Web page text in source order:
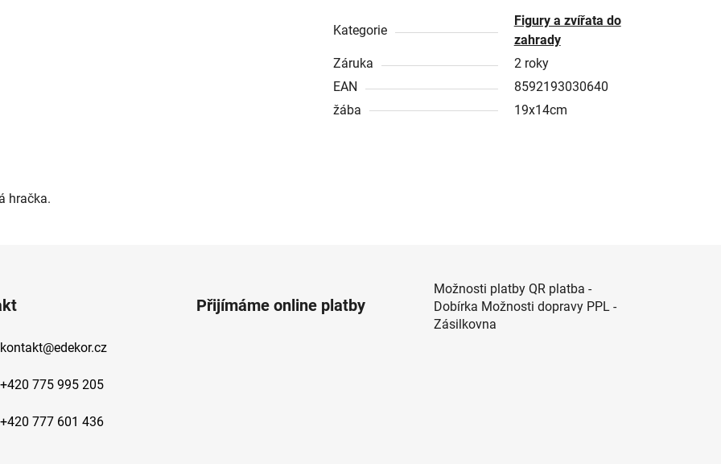
hračka.
Kategorie
Figury a zvířata do
zahrady
Záruka
2 roky
EAN
8592193030640
žába
19x14cm
kontakt@edekor.cz
+420 775 995 205
+420 777 601 436
Přijímáme online platby
Možnosti platby QR platba -
Dobírka Možnosti dopravy PPL -
Zásilkovna